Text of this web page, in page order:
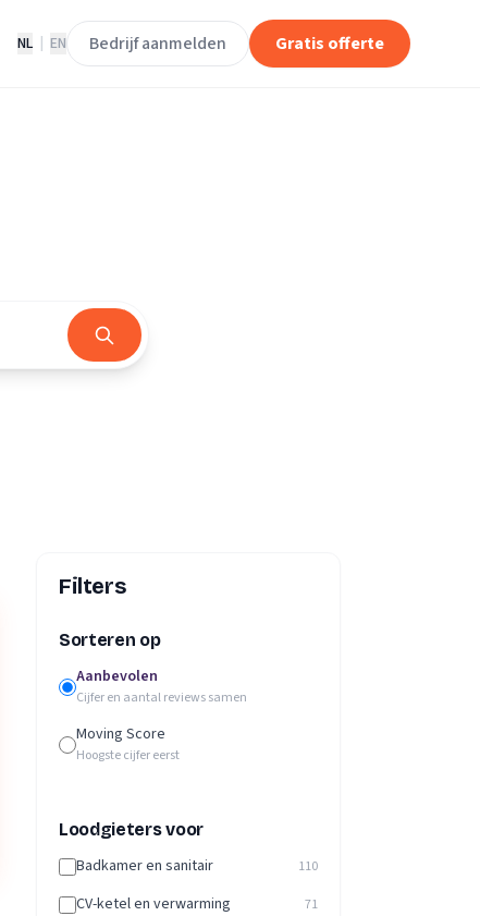
NL EN Bedrijf aanmelden Gratis offerte
Filters
Sorteren op
Aanbevolen
Cijfer en aantal reviews samen
Moving Score
Hoogste cijfer eerst
Loodgieters voor
Badkamer en sanitair 110
CV-ketel en verwarming 71